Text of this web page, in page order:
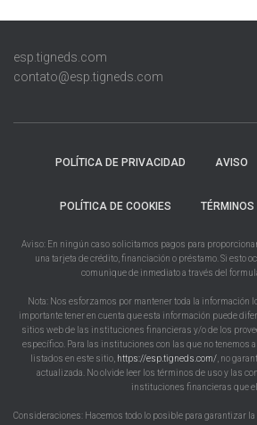
esp.tigneds.com
contato@esp.tigneds.com
POLÍTICA DE PRIVACIDAD AVISO
POLÍTICA DE COOKIES TÉRMINOS
Aviso: En ningún caso solicitamos pagos para
una tarjeta de crédito, financiación o préstamo. Si esto
comunique de inmediato a través del
Nota: Nos esforzamos por mantener toda la información
importante tener en cuenta que esta información puede
sitios web de las instituciones financieras y/o de los
específico. Para las instituciones con las que no tenemos
listados en este sitio, https://esp.tigneds.com/, no
actualizada. No olvide leer los términos de uso y las
instituciones financieras que
Consideraciones: Hacemos todo lo posible para garantizar